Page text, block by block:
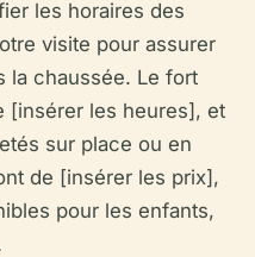
les horaires des
visite pour assurer
la chaussée. Le fort
[insérer les heures], et
sur place ou en
de [insérer les prix],
pour les enfants,